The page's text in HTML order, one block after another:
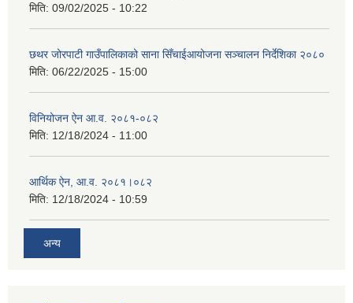
मिति: 09/02/2025 - 10:22
छथर जोरपाटी गाउँपालिकाको साना सिँचाईआयोजना सञ्चालन निर्देशिका २०८०
मिति: 06/22/2025 - 15:00
विनियोजन ऐन आ.व. २०८१-०८२
मिति: 12/18/2024 - 11:00
आर्थिक ऐन, आ.व. २०८१।०८२
मिति: 12/18/2024 - 10:59
अन्य